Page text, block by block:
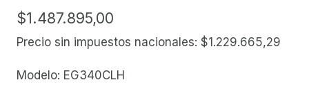
$1.487.895,00
Precio sin impuestos nacionales: $1.229.665,29
Modelo: EG340CLH